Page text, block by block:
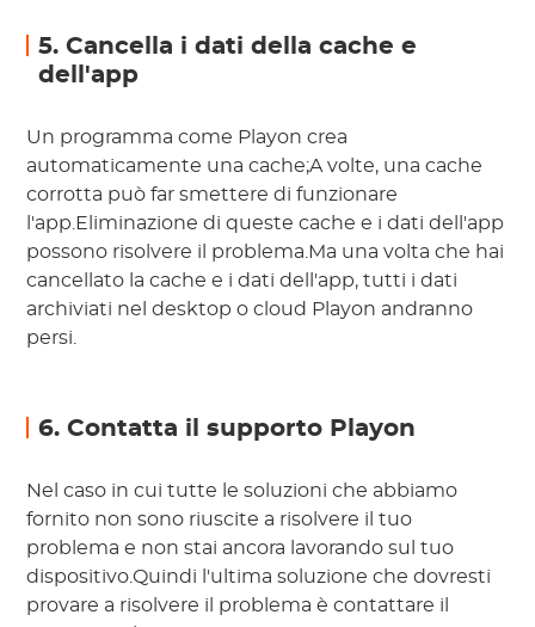
5. Cancella i dati della cache e
dell'app
Un programma come Playon crea
automaticamente una cache;A volte, una cache
corrotta può far smettere di funzionare
l'app.Eliminazione di queste cache e i dati dell'app
possono risolvere il problema.Ma una volta che hai
cancellato la cache e i dati dell'app, tutti i dati
archiviati nel desktop o cloud Playon andranno
persi.
6. Contatta il supporto Playon
Nel caso in cui tutte le soluzioni che abbiamo
fornito non sono riuscite a risolvere il tuo
problema e non stai ancora lavorando sul tuo
dispositivo.Quindi l'ultima soluzione che dovresti
provare a risolvere il problema è contattare il